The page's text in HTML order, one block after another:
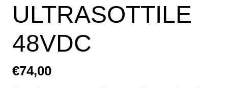
ULTRASOTTILE
48VDC
€74,00